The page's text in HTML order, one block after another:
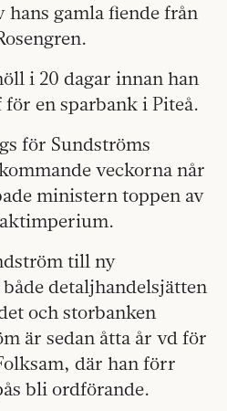
gamla fiende från
i 20 dagar innan han
en sparbank i Piteå.
för Sundströms
veckorna når
ministern toppen av
till ny
detaljhandelsjätten
och storbanken
är sedan åtta år vd för
där han förr
bli ordförande.